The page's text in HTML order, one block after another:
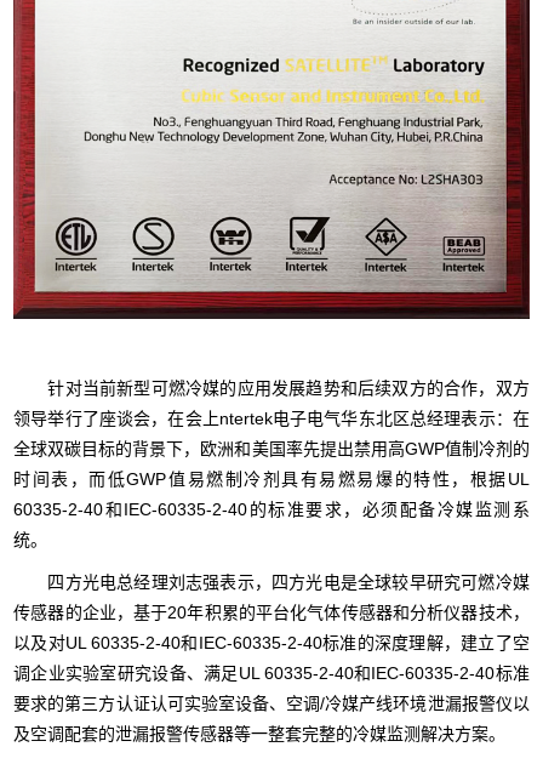
针对当前新型可燃冷媒的应用发展趋势和后续双方的合作，双方
领导举行了座谈会，在会上ntertek电子电气华东北区总经理表示：在
全球双碳目标的背景下，欧洲和美国率先提出禁用高GWP值制冷剂的
时间表，而低GWP值易燃制冷剂具有易燃易爆的特性，根据UL
60335-2-40和IEC-60335-2-40的标准要求，必须配备冷媒监测系
统。
四方光电总经理刘志强表示，四方光电是全球较早研究可燃冷媒
传感器的企业，基于20年积累的平台化气体传感器和分析仪器技术，
以及对UL 60335-2-40和IEC-60335-2-40标准的深度理解，建立了空
调企业实验室研究设备、满足UL 60335-2-40和IEC-60335-2-40标准
要求的第三方认证认可实验室设备、空调/冷媒产线环境泄漏报警仪以
及空调配套的泄漏报警传感器等一整套完整的冷媒监测解决方案。